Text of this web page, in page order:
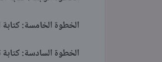
الخطوة الخامسة: كتابة
الخطوة السادسة: كتابة